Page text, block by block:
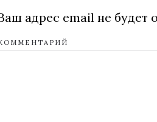
адрес email не будет